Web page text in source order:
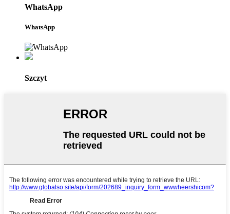
WhatsApp
WhatsApp
Szczyt